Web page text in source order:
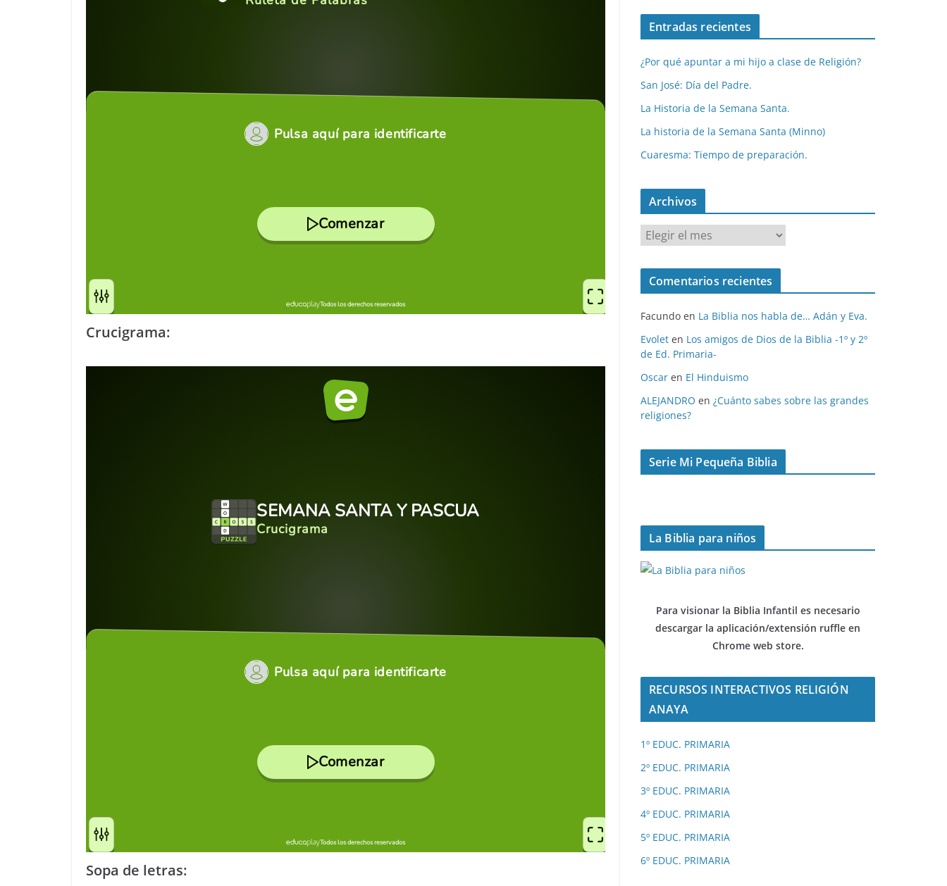
Crucigrama:
Sopa de letras:
Entradas recientes
¿Por qué apuntar a mi hijo a clase de Religión?
San José: Día del Padre.
La Historia de la Semana Santa.
La historia de la Semana Santa (Minno)
Cuaresma: Tiempo de preparación.
Archivos
c
v
o
s
Comentarios recientes
Facundo en La Biblia nos habla de… Adán y Eva.
Evolet en Los amigos de Dios de la Biblia -1º y 2º
de Ed. Primaria-
Oscar en El Hinduismo
ALEJANDRO en ¿Cuánto sabes sobre las grandes
religiones?
Serie Mi Pequeña Biblia
La Biblia para niños
Para visionar la Biblia Infantil es necesario
descargar la aplicación/extensión ruffle en
Chrome web store.
RECURSOS INTERACTIVOS RELIGIÓN
ANAYA
1º EDUC. PRIMARIA
2º EDUC. PRIMARIA
3º EDUC. PRIMARIA
4º EDUC. PRIMARIA
5º EDUC. PRIMARIA
6º EDUC. PRIMARIA